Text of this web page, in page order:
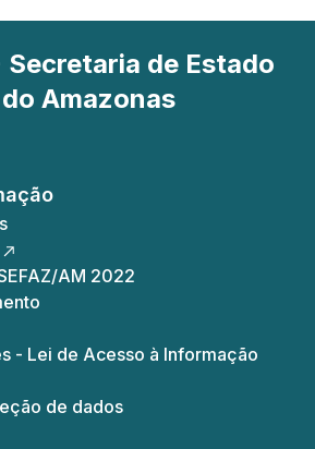
Secretaria de Estado
Amazonas
AM 2022
- Lei de Acesso à Informação
de dados